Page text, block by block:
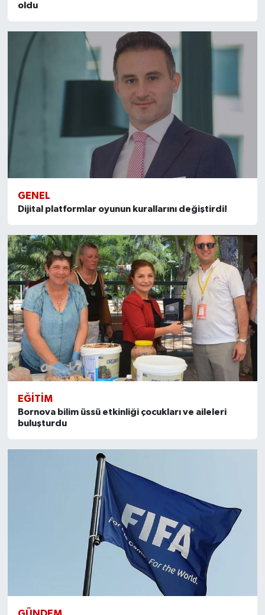
oldu
GENEL
Dijital platformlar oyunun kurallarını değiştirdi!
EĞITIM
Bornova bilim üssü etkinliği çocukları ve aileleri
buluşturdu